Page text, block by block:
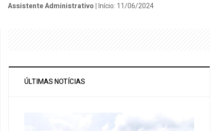
Assistente Administrativo |Início: 11/06/2024
ÚLTIMAS NOTÍCIAS